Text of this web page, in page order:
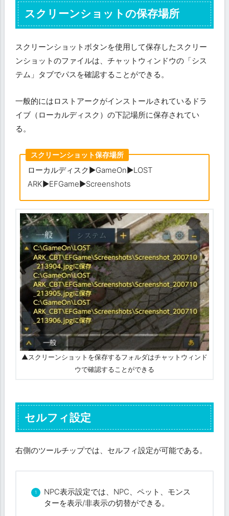
スクリーンショットの保存場所
スクリーンショットボタンを使用して保存したスクリー
ンショットのファイルは、チャットウィンドウの「シス
テム」タブでパスを確認することができる。
一般的にはロストアークがインストールされているドラ
イブ（ローカルディスク）の下記場所に保存されてい
る。
スクリーンショット保存場所
ローカルディスク▶GameOn▶LOST
ARK▶EFGame▶Screenshots
▲スクリーンショットを保存するフォルダはチャットウィンド
ウで確認することができる
セルフィ設定
右側のツールチップでは、セルフィ設定が可能である。
NPC表示設定では、NPC、ペット、モンス
ターを表示/非表示の切替ができる。